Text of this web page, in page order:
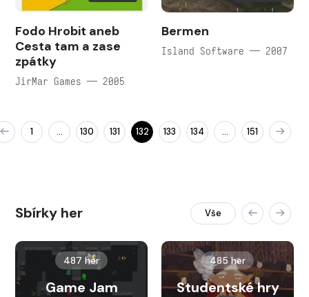
Fodo Hrobit aneb
Cesta tam a zase
zpátky
JirMar Games — 2005
Bermen
Island Software — 2007
1 … 130 131 132 133 134 … 151
Sbírky her Vše
487 her
Game Jam
485 her
Studentské hry